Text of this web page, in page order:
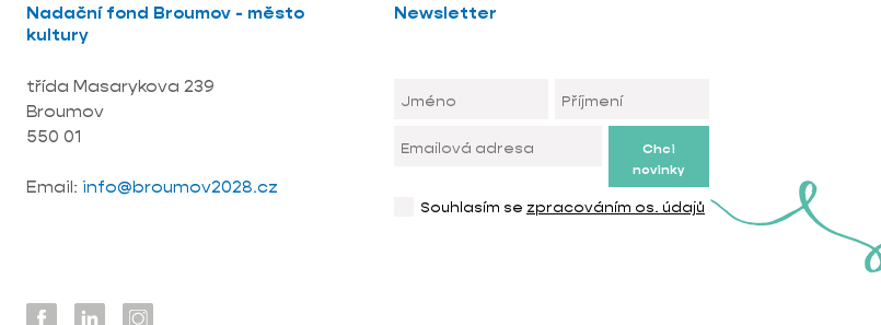
Nadační fond Broumov - město
kultury
třída Masarykova 239
Broumov
550 01
Email: info@broumov2028.cz
Newsletter
Chci
novinky
Souhlasím se zpracováním os. údajů